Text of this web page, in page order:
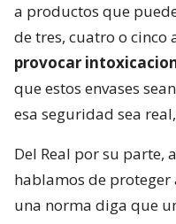
a productos que
de tres, cuatro o cinco
provocar
que estos envases
esa seguridad sea
Del Real por su parte,
hablamos de proteger
una norma diga que